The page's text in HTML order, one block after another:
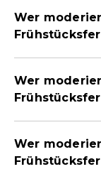
Wer
Wer
Wer